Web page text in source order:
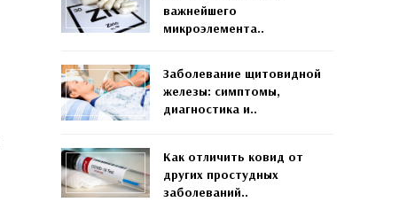
важнейшего
микроэлемента..
Заболевание щитовидной
железы: симптомы,
диагностика и..
Как отличить ковид от
других простудных
заболеваний..